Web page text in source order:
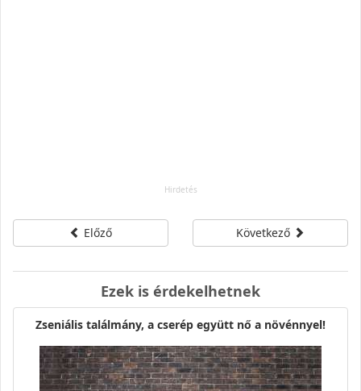
Előző Következő
Ezek is érdekelhetnek
Zseniális találmány, a cserép együtt nő a növénnyel!